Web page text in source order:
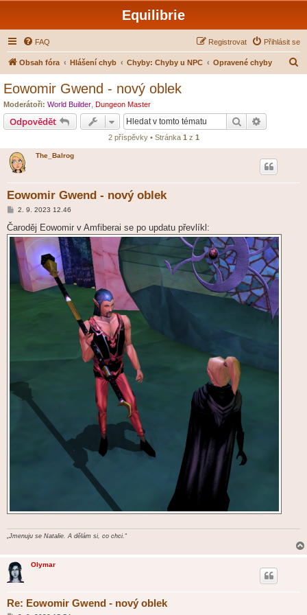
Equilibrie
FAQ Přihlásit se
Registrovat
Obsah fóra Hlášení chyb Chyby: Chyby u NPC Opravené chyby
Eowomir Gwend - nový oblek
Moderátoři: World Builder Dungeon Master
Odpovědět Hledat
2 příspěvky • Stránka 1 z 1
The_Balrog
Eowomir Gwend - nový oblek
P
í
s
p
ě
v
e
2. 9. 2023 12.46
Čaroděj Eowomir v Amfiberai se po updatu převlíkl:
„Jmenuju se Natalie. A dělám si, co chci.“
Olymar
Re: Eowomir Gwend - nový oblek